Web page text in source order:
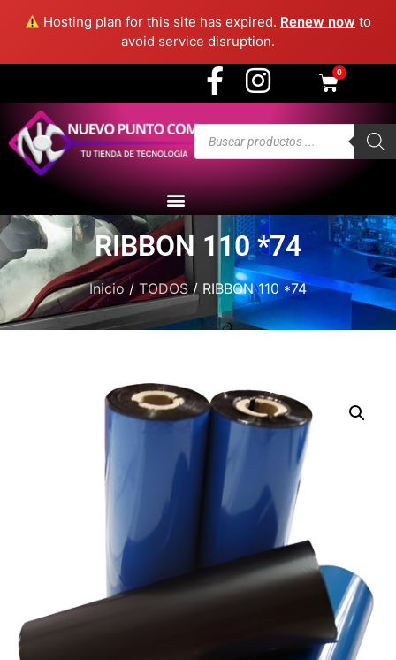
Hosting plan for this site has expired. Renew now to
avoid service disruption.
- Medellín
0
RIBBON 110 *74
Inicio/ TODOS / RIBBON 110 *74